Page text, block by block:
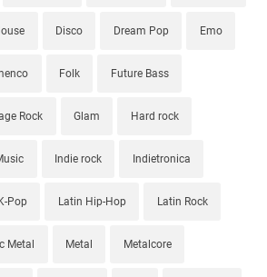
Disco Dream Pop Emo
Folk Future Bass
Rock Glam Hard rock
Indie rock Indietronica
Pop Latin Hip-Hop Latin Rock
Metal Metal Metalcore